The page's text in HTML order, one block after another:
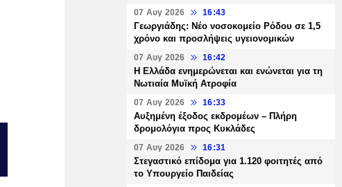
07 Αυγ 2026 16:43
Γεωργιάδης: Νέο νοσοκομείο Ρόδου σε 1,5
χρόνο και προσλήψεις υγειονομικών
07 Αυγ 2026 16:42
Η Ελλάδα ενημερώνεται και ενώνεται για τη
Νωτιαία Μυϊκή Ατροφία
07 Αυγ 2026 16:33
Αυξημένη έξοδος εκδρομέων – Πλήρη
δρομολόγια προς Κυκλάδες
07 Αυγ 2026 16:31
Στεγαστικό επίδομα για 1.120 φοιτητές από
το Υπουργείο Παιδείας